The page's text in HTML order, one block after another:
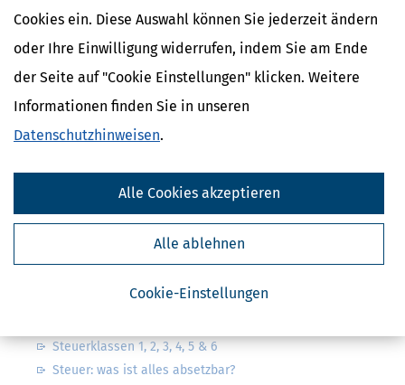
Cookies ein. Diese Auswahl können Sie jederzeit ändern
oder Ihre Einwilligung widerrufen, indem Sie am Ende
der Seite auf "Cookie Einstellungen" klicken. Weitere
Informationen finden Sie in unseren
Datenschutzhinweisen.
Cookie-Einstellungen
Alle ablehnen
Alle Cookies akzeptieren
Kostenlose Steuertipps & News
Steuertipps
von Steuertipps abonnieren. Die
Meine Einwilligung kann ich jederzeit durch
Steuerklassen 1, 2, 3, 4, 5 & 6
Steuer: was ist alles absetzbar?